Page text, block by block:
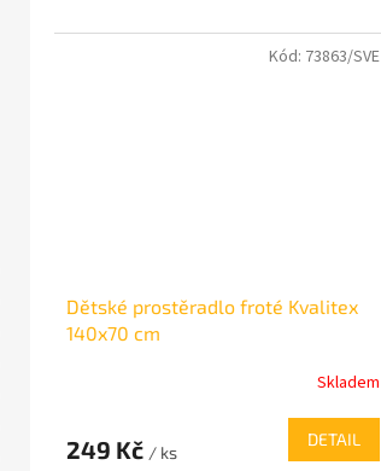
Dětské prostěradlo froté Kvalitex
140x70 cm
Skladem
249 Kč / ks
DETAIL
Kód: 73863/SVE